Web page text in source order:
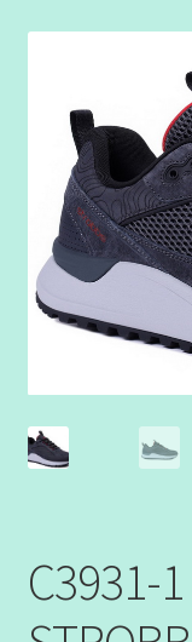
Личный кабинет
C3931-